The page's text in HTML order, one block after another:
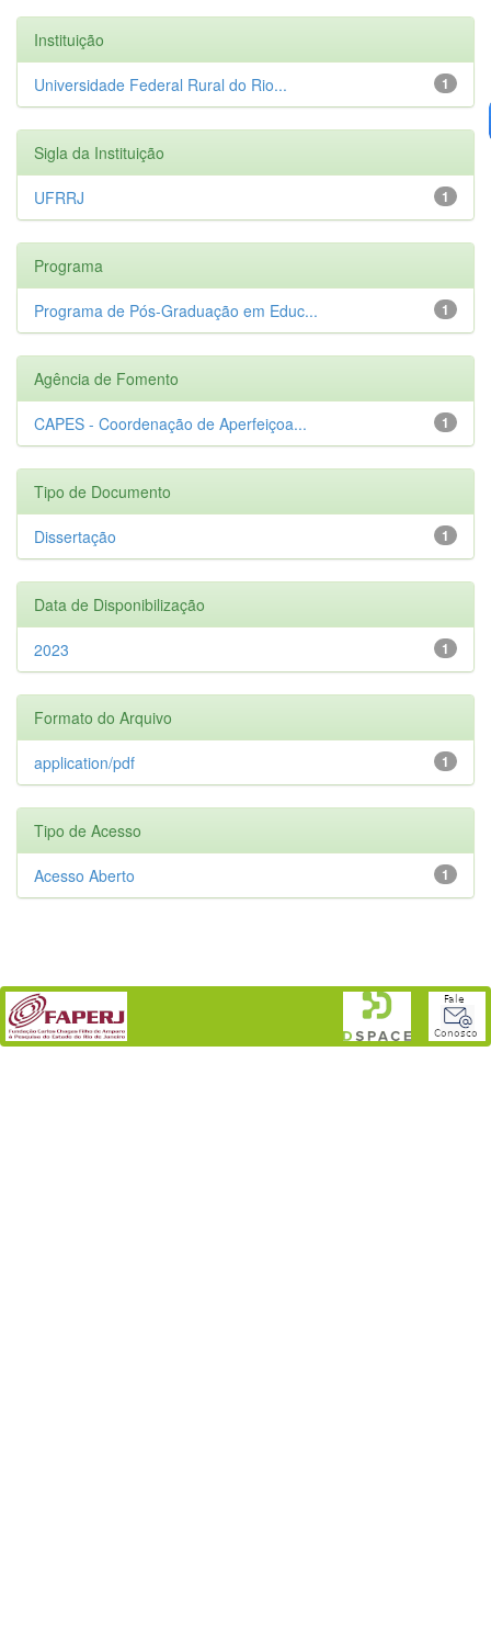
Instituição
1
Universidade Federal Rural do Rio...
Sigla da Instituição
1
UFRRJ
Programa
1
Programa de Pós-Graduação em Educ...
Agência de Fomento
1
CAPES - Coordenação de Aperfeiçoa...
Tipo de Documento
1
Dissertação
Data de Disponibilização
1
2023
Formato do Arquivo
1
application/pdf
Tipo de Acesso
1
Acesso Aberto